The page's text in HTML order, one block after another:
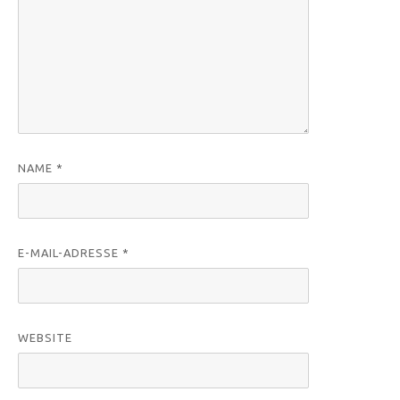
NAME *
E-MAIL-ADRESSE *
WEBSITE